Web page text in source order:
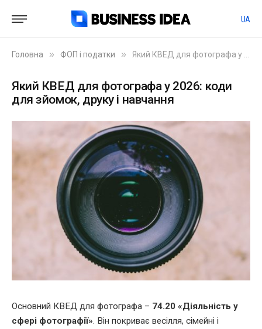
UA
Головна » ФОП і податки » Який КВЕД для фотографа у 2026: коди для зйомок, друку і навчання
Який КВЕД для фотографа у 2026: коди
для зйомок, друку і навчання
Основний КВЕД для фотографа – 74.20 «Діяльність у
сфері фотографії». Він покриває весілля, сімейні і